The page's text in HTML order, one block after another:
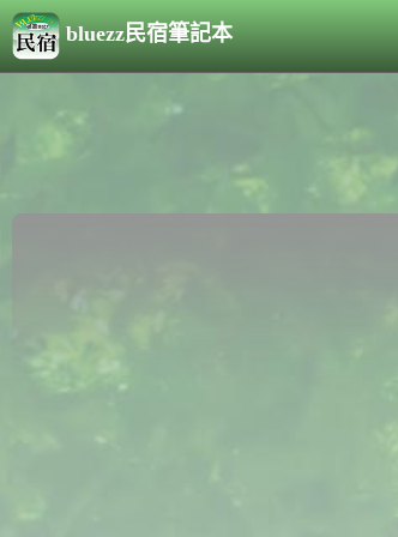
bluezz民宿筆記本